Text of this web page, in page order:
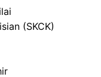
(SKCK)